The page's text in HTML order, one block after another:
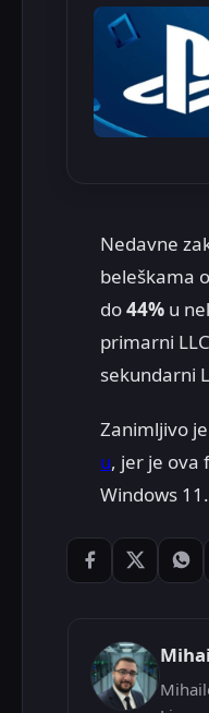
Nedavne
beleškama
do44% u
primarni
sekundarni
Zanimljivo
u, jer je ova
Windows
Podeli:Podeli: X